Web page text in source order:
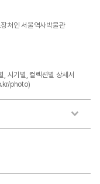
처인 서울역사박물관
, 시기별, 컬렉션별 상세서
photo)